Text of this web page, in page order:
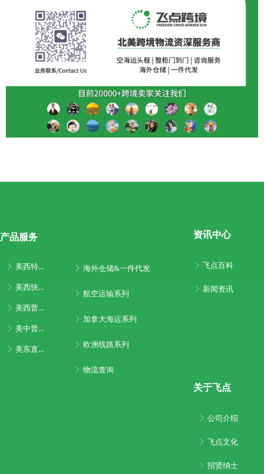
产品服务
ꁕ 美西特快专线
ꁕ 美西快船专线
ꁕ 美西普船专线
ꁕ 美中普船专线
ꁕ 美东直航系列
ꁕ 海外仓储&一件代发
ꁕ 航空运输系列
ꁕ 加拿大海运系列
ꁕ 欧洲线路系列
ꁕ 物流查询
资讯中心
ꁕ 飞点百科
ꁕ 新闻资讯
关于飞点
ꁕ 公司介绍
ꁕ 飞点文化
ꁇ 招贤纳士